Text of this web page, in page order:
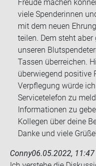
Freude machen
viele Spenderinnen
mit dem neuen
teilen. Dem steht
unseren
Tassen überreichen.
überwiegend positive
Verpflegung würde
Servicetelefon zu
Informationen zu
Kollegen über deine
Danke und viele
Conny06.05.2022, 11:47